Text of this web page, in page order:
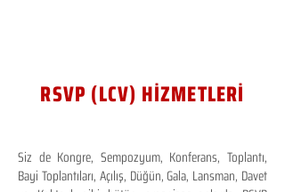
RSVP (LCV) HİZMETLERİ
Siz de Kongre, Sempozyum, Konferans, Toplantı,
Bayi Toplantıları, Açılış, Düğün, Gala, Lansman, Davet